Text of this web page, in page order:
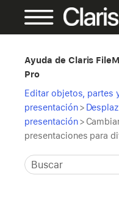
Ayuda de Claris
Pro
Editar objetos, partes
presentación >
presentación >
presentaciones para